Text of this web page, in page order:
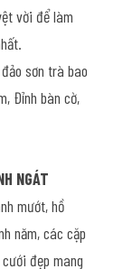
vời để làm
sơn trà bao
Đỉnh bàn cờ,
NGÁT
mướt, hồ
năm, các cặp
đẹp mang